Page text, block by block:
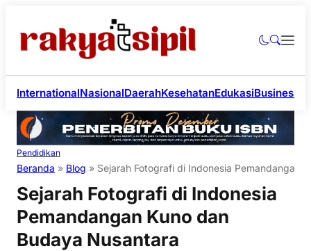
InternationalNasionalDaerahKesehatanEdukasiBusiness
Pendidikan
Beranda » Blog » Sejarah Fotografi di Indonesia Pemandangan
Sejarah Fotografi di Indonesia
Pemandangan Kuno dan
Budaya Nusantara